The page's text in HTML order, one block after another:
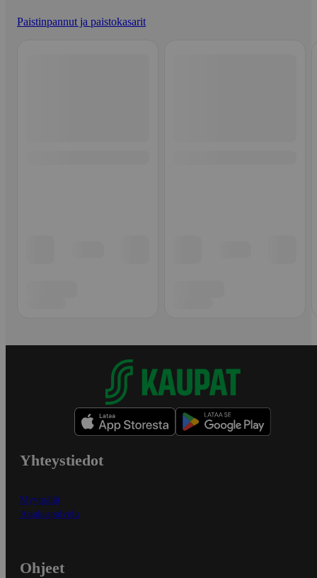
Paistinpannut ja paistokasarit
Yhteystiedot
Myymälät
Asiakaspalvelu
Ohjeet